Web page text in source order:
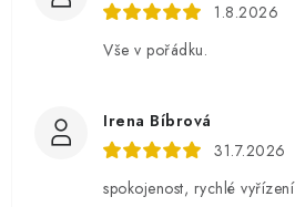
1.8.2026
Vše v pořádku.
Irena Bíbrová
31.7.2026
spokojenost, rychlé vyřízení